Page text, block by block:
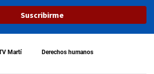
Suscribirme
Martí
Derechos humanos